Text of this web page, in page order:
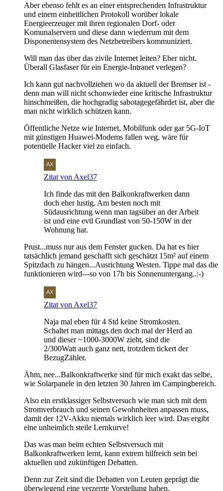
Aber ebenso fehlt es an einer entsprechenden Infrastruktur
und einem einheitlichen Protokoll worüber lokale
Energieerzeuger mit ihren regionalen Dorf- oder
Komunalservern und diese dann wiederrum mit dem
Disponentensystem des Netzbetreibers kommuniziert.
Will man das über das zivile Internet leiten? Eher nicht.
Überall Glasfaser für ein Energie-Intranet verlegen?
Ich kann gut nachvollziehen wo da aktuell der Bremser ist -
denn man will nicht schonwieder eine kritische Infrastruktur
hinschmeißen, die hochgradig sabotagegefährdet ist, aber die
man nicht wirklich schützen kann.
Öffentliche Netze wie Internet, Mobilfunk oder gar 5G-IoT
mit günstigen Huawei-Modems fallen weg, wäre für
potentielle Hacker viel zu einfach.
Zitat von Axel37
Ich finde das mit den Balkonkraftwerken dann
doch eher lustig. Am besten noch mit
Südausrichtung wenn man tagsüber an der Arbeit
ist und eine evtl Grundlast von 50-150W in der
Wohnung hat.
Prust...muss nur aus dem Fenster gucken. Da hat es hier
tatsächlich jemand geschafft sich geschätzt 15m² auf einem
Spitzdach zu hängen...Ausrichtung Westen. Tippe mal das die
funktionieren wird---so von 17h bis Sonnenuntergang..:-)
Zitat von Axel37
Naja mal eben für 4 Std keine Stromkosten.
Schaltet man mittags den doch mal der Herd an
und dieser ~1000-3000W zieht, sind die
2/300Watt auch ganz nett, trotzdem tickert der
BezugZähler.
Ähm, nee...Balkonkraftwerke sind für mich exakt das selbe,
wie Solarpanele in den letzten 30 Jahren im Campingbereich.
Also ein erstklassiger Selbstversuch wie man sich mit dem
Stromverbrauch und seinen Gewohnheiten anpassen muss,
damit der 12V-Akku niemals wirklich leer wird. Das ergibt
eine unheimlich steile Lernkurve!
Das was man beim echten Selbstversuch mit
Balkonkraftwerken lernt, kann extrem hilfreich sein bei
aktuellen und zukünftigen Debatten.
Denn zur Zeit sind die Debatten von Leuten geprägt die
überwiegend eine verzerrte Vorstellung haben.